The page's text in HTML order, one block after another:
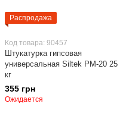
Распродажа
Код товара: 90457
Штукатурка гипсовая
универсальная Siltek РМ-20 25
кг
355 грн
Ожидается